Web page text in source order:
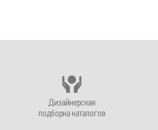
Дизайнерская
подборка каталогов